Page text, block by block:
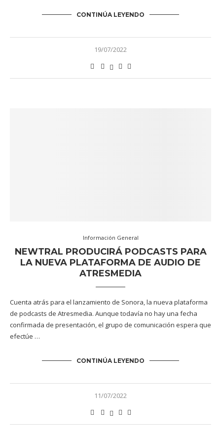
CONTINÚA LEYENDO
19/07/2022
Información General
NEWTRAL PRODUCIRÁ PODCASTS PARA
LA NUEVA PLATAFORMA DE AUDIO DE
ATRESMEDIA
Cuenta atrás para el lanzamiento de Sonora, la nueva plataforma
de podcasts de Atresmedia. Aunque todavía no hay una fecha
confirmada de presentación, el grupo de comunicación espera que
efectúe …
CONTINÚA LEYENDO
11/07/2022